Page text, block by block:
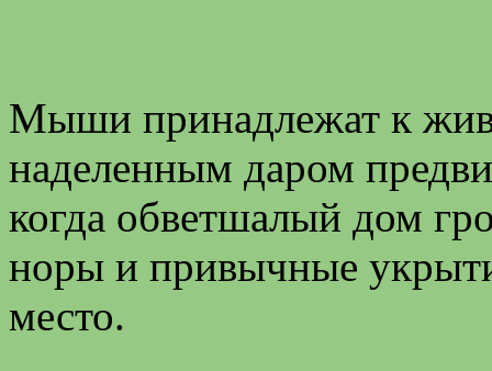
Мыши принадлежат к
наделенным даром
когда обветшалый дом
норы и привычные
место.